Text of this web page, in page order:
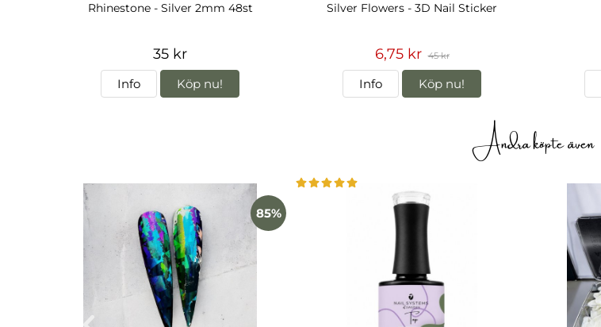
Rhinestone - Silver 2mm 48st
35 kr
Info Köp nu!
Silver Flowers - 3D Nail Sticker
6,75 kr 45 kr
Info Köp nu!
Andra köpte även
85%